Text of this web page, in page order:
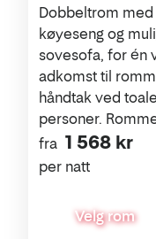
fra 1 568 kr
per natt
Dobbeltrom
køyeseng og
sovesofa, for én
adkomst til
håndtak ved
personer.
Velg rom